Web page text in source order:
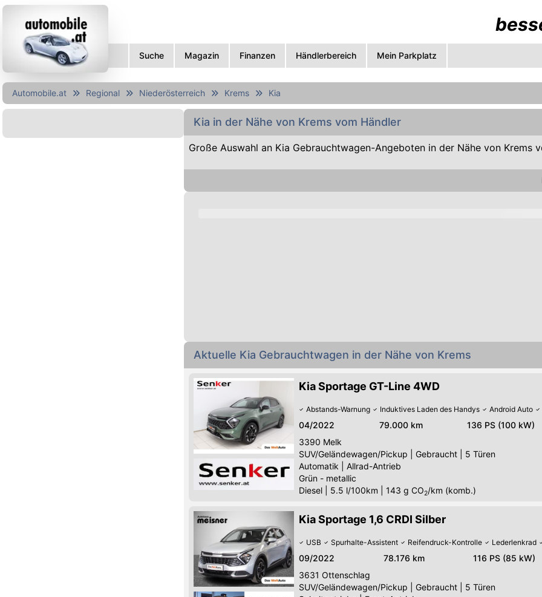
Suche Magazin Finanzen Händlerbereich Mein Parkplatz
Automobile.at Regional Niederösterreich Krems Kia
Kia in der Nähe von Krems vom Händler
Große Auswahl an Kia Gebrauchtwagen-Angeboten in der Nähe von Krems
Aktuelle Kia Gebrauchtwagen in der Nähe von Krems
Kia Sportage GT-Line 4WD
Abstands-Warnung Induktives Laden des Handys Android Auto
04/2022 79.000 km 136 PS (100 kW)
3390 Melk
SUV/Geländewagen/Pickup
Gebraucht
5 Türen
Automatik
Allrad-Antrieb
Grün - metallic
Diesel
5.5 l/100km 143 g CO2/km (komb.)
Kia Sportage 1,6 CRDI Silber
USB Spurhalte-Assistent Reifendruck-Kontrolle Lederlenkrad
09/2022 78.176 km 116 PS (85 kW)
3631 Ottenschlag
SUV/Geländewagen/Pickup
Gebraucht
5 Türen